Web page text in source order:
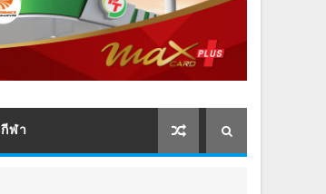
กีฬา